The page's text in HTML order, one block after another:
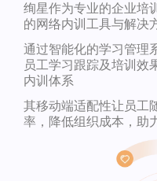
绚星作为专业的企业培
的网络内训工具与解决
通过智能化的学习管理
员工学习跟踪及培训效
内训体系
其移动端适配性让员工
率，降低组织成本，助